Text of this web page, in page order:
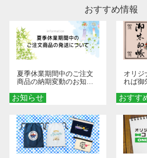
おすすめ情報
お知らせ
夏季休業期間中のご注文
商品の納期変動のお知ら
おすす
オリジ
れば御
ダーメ
び方